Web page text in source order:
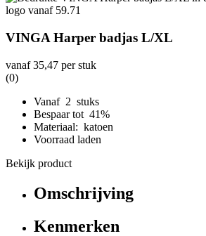
VINGA Harper badjas L/XL
vanaf35,47 per stuk
(0)
Vanaf 2 stuks
Bespaar tot 41%
Materiaal: katoen
Voorraad laden
Bekijk product
Omschrijving
Kenmerken